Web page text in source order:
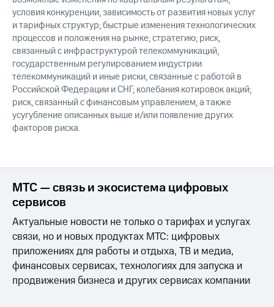
условия конкуренции; зависимость от развития новых услуг
и тарифных структур; быстрые изменения технологических
процессов и положения на рынке; стратегию; риск,
связанный с инфраструктурой телекоммуникаций,
государственным регулированием индустрии
телекоммуникаций и иные риски, связанные с работой в
Российской Федерации и СНГ; колебания котировок акций;
риск, связанный с финансовым управлением, а также
усугубление описанных выше и/или появление других
факторов риска.
МТС — связь и экосистема цифровых
сервисов
Актуальные новости не только о тарифах и услугах
связи, но и новых продуктах МТС: цифровых
приложениях для работы и отдыха, ТВ и медиа,
финансовых сервисах, технологиях для запуска и
продвижения бизнеса и других сервисах компании